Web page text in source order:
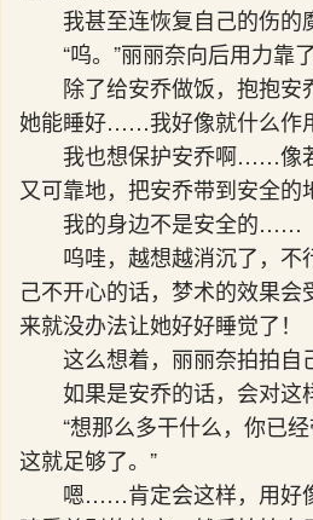
我甚至连恢复自己的伤
“呜。”丽丽奈向后用力靠
除了给安乔做饭，抱抱安
她能睡好……我好像就什么作
我也想保护安乔啊……像
又可靠地，把安乔带到安全的
我的身边不是安全的……
呜哇，越想越消沉了，不
己不开心的话，梦术的效果会
来就没办法让她好好睡觉了！
这么想着，丽丽奈拍拍自
如果是安乔的话，会对这
“想那么多干什么，你已
这就足够了。”
嗯……肯定会这样，用好